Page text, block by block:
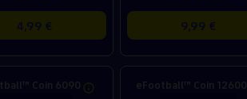
4,99 € 9,99 €
Coin 6090 eFootball™ Coin 12600